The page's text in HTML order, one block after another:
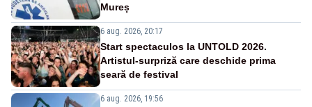
Mureș
6 aug. 2026, 20:17
Start spectaculos la UNTOLD 2026.
Artistul-surpriză care deschide prima
seară de festival
6 aug. 2026, 19:56